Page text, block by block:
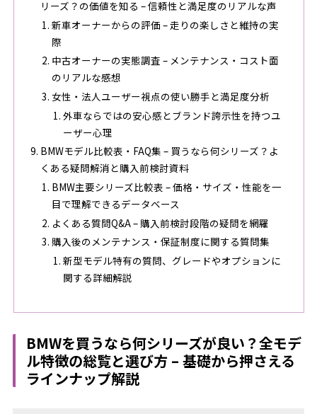
リーズ？の価値を知る – 信頼性と満足度のリアルな声
新車オーナーからの評価 – 走りの楽しさと維持の実
際
中古オーナーの実態調査 – メンテナンス・コスト面
のリアルな感想
女性・法人ユーザー視点の使い勝手と満足度分析
外車ならではの安心感とブランド誇示性を持つユ
ーザー心理
BMWモデル比較表・FAQ集 – 買うなら何シリーズ？よ
くある疑問解消と購入前検討資料
BMW主要シリーズ比較表 – 価格・サイズ・性能を一
目で理解できるデータベース
よくある質問Q&A – 購入前検討段階の疑問を網羅
購入後のメンテナンス・保証制度に関する質問集
新型モデル特有の質問、グレードやオプションに
関する詳細解説
BMWを買うなら何シリーズが良い？全モデ
ル特徴の総覧と選び方 – 基礎から押さえる
ラインナップ解説